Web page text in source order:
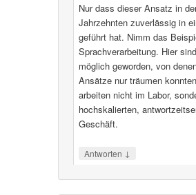
Nur dass dieser Ansatz in
Jahrzehnten zuverlässig in
geführt hat. Nimm das
Sprachverarbeitung. Hier
möglich geworden, von
Ansätze nur träumen
arbeiten nicht im Labor,
hochskalierten,
Geschäft.
Antworten ↓